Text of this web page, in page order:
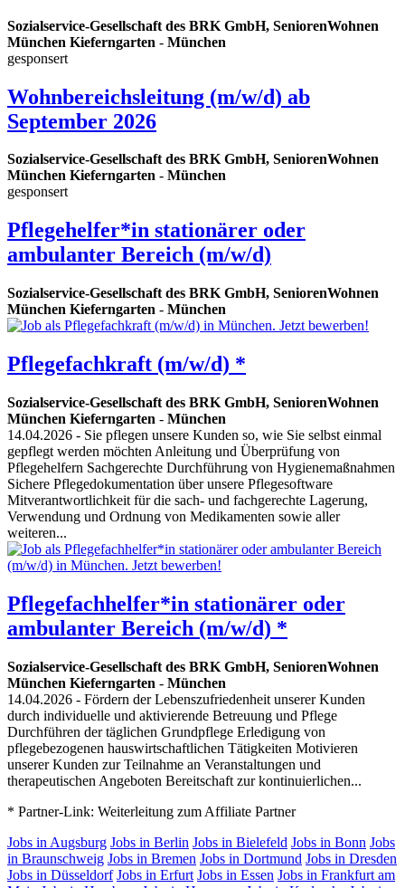
Sozialservice-Gesellschaft des BRK GmbH, SeniorenWohnen
München Kieferngarten - München
gesponsert
Wohnbereichsleitung (m/w/d) ab
September 2026
Sozialservice-Gesellschaft des BRK GmbH, SeniorenWohnen
München Kieferngarten - München
gesponsert
Pflegehelfer*in stationärer oder
ambulanter Bereich (m/w/d)
Sozialservice-Gesellschaft des BRK GmbH, SeniorenWohnen
München Kieferngarten - München
Pflegefachkraft (m/w/d) *
Sozialservice-Gesellschaft des BRK GmbH, SeniorenWohnen
München Kieferngarten - München
14.04.2026 - Sie pflegen unsere Kunden so, wie Sie selbst einmal
gepflegt werden möchten Anleitung und Überprüfung von
Pflegehelfern Sachgerechte Durchführung von Hygienemaßnahmen
Sichere Pflegedokumentation über unsere Pflegesoftware
Mitverantwortlichkeit für die sach- und fachgerechte Lagerung,
Verwendung und Ordnung von Medikamenten sowie aller
weiteren...
Pflegefachhelfer*in stationärer oder
ambulanter Bereich (m/w/d) *
Sozialservice-Gesellschaft des BRK GmbH, SeniorenWohnen
München Kieferngarten - München
14.04.2026 - Fördern der Lebenszufriedenheit unserer Kunden
durch individuelle und aktivierende Betreuung und Pflege
Durchführen der täglichen Grundpflege Erledigung von
pflegebezogenen hauswirtschaftlichen Tätigkeiten Motivieren
unserer Kunden zur Teilnahme an Veranstaltungen und
therapeutischen Angeboten Bereitschaft zur kontinuierlichen...
* Partner-Link: Weiterleitung zum Affiliate Partner
Jobs in Augsburg Jobs in Berlin Jobs in Bielefeld Jobs in Bonn Jobs
in Braunschweig Jobs in Bremen Jobs in Dortmund Jobs in Dresden
Jobs in Düsseldorf Jobs in Erfurt Jobs in Essen Jobs in Frankfurt am